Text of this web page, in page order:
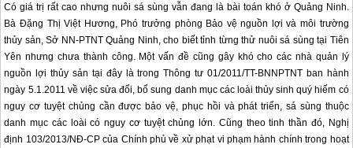
Có giá trị rất cao nhưng nuôi sá sùng vẫn đang là bài toán khó ở Quảng Ninh.
Bà Đặng Thị Việt Hương, Phó trưởng phòng Bảo vệ nguồn lợi và môi trường
thủy sản, Sở NN-PTNT Quảng Ninh, cho biết tỉnh từng thử nuôi sá sùng tại Tiên
Yên nhưng chưa thành công. Một vấn đề cũng gây khó cho các nhà quản lý
nguồn lợi thủy sản tại đây là trong Thông tư 01/2011/TT-BNNPTNT ban hành
ngày 5.1.2011 về việc sửa đổi, bổ sung danh mục các loài thủy sinh quý hiếm có
nguy cơ tuyệt chủng cần được bảo vệ, phục hồi và phát triển, sá sùng thuộc
danh mục các loài có nguy cơ tuyệt chủng lớn. Cũng theo tinh thần đó, Nghị
định 103/2013/NĐ-CP của Chính phủ về xử phạt vi phạm hành chính trong hoạt